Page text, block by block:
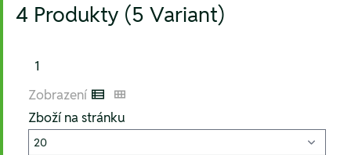
4 Produkty (5 Variant)
1
Zobrazení Listenansicht
Kachelansicht
Zboží na stránku